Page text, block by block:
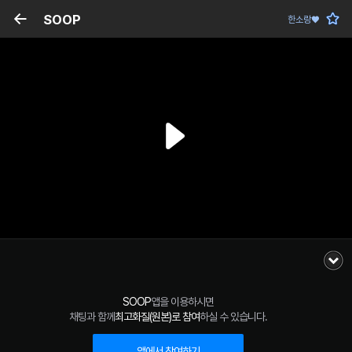
SOOP 한소랑♥
SOOP앱을 이용하시면
채팅과 함께최고화질(원본)로 참여하실 수 있습니다.